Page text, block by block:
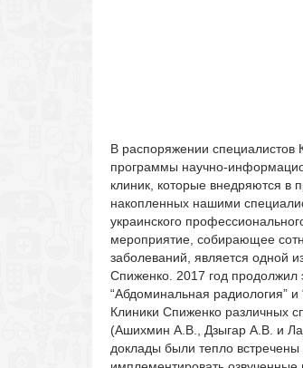
В распоряжении специалистов
программы научно-
клиник, которые внедряются в
накопленных нашими
украинского
мероприятие, собирающее
заболеваний, является одной
Спиженко. 2017 год продолжил
“Абдоминальная радиология”
Клиники Спиженко различных
(Ашихмин А.В., Дзыгар А.В. и
доклады были тепло